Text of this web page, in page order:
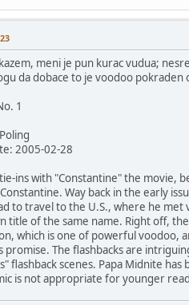
meni je pun kurac vudua;
da dobace to je voodoo pokraden
1
2005-02-28
ins with "Constantine" the movie,
Way back in the early
to travel to the U.S., where he
title of the same name. Right off,
which is one of powerful voodoo,
promise. The flashbacks are
flashback scenes. Papa Midnite
is not appropriate for younger